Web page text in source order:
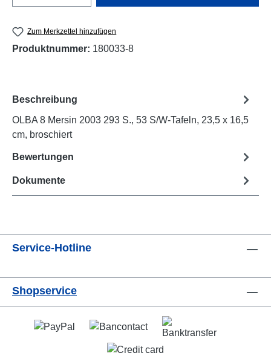
Zum Merkzettel hinzufügen
Produktnummer: 180033-8
Beschreibung
OLBA 8 Mersin 2003 293 S., 53 S/W-Tafeln, 23,5 x 16,5
cm, broschiert
Bewertungen
Dokumente
Service-Hotline
Shopservice